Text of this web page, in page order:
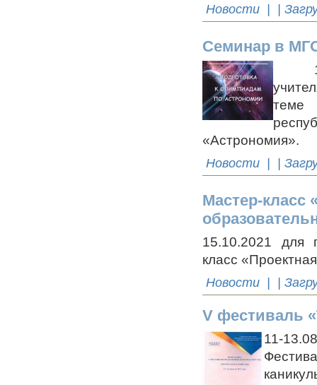
Новости | |
Семинар в
15
теме
«Астрономия».
Новости | |
Мастер-класс
15.10.2021 для
класс
Новости | |
V фестиваль
11-